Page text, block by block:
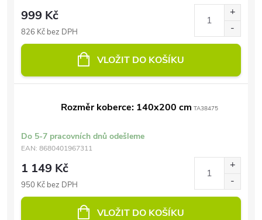
999 Kč
826 Kč bez DPH
VLOŽIT DO KOŠÍKU
Rozměr koberce: 140x200 cm TA38475
Do 5-7 pracovních dnů odešleme
EAN: 8680401967311
1 149 Kč
950 Kč bez DPH
VLOŽIT DO KOŠÍKU